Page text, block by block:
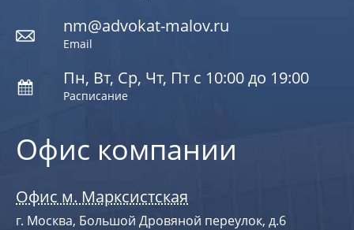
Офис компании
Офис м. Марксистская
г. Москва, Большой Дровяной переулок, д.6
nm@advokat-malov.ru
Email
Пн, Вт, Ср, Чт, Пт с 10:00 до 19:00
Расписание